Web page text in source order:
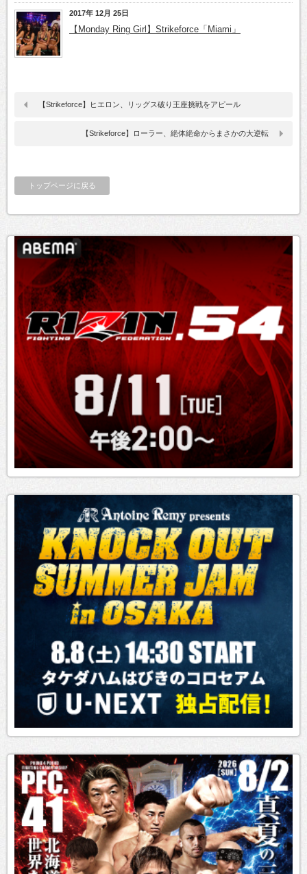
2017年 12月 25日
【Monday Ring Girl】Strikeforce「Miami」
【Strikeforce】ヒエロン、リッグス破り王座挑戦をアピール
【Strikeforce】ローラー、絶体絶命からまさかの大逆転
トップページに戻る